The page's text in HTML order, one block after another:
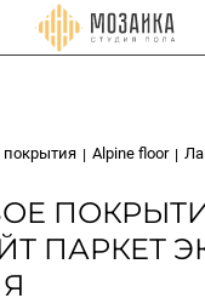
| Alpine floor |
ПАРКЕТ